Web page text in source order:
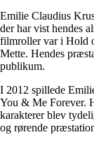
Emilie Claudius
der har vist hendes
filmroller var i Hold
Mette. Hendes
publikum.
I 2012 spillede
You & Me Forever.
karakterer blev
og rørende